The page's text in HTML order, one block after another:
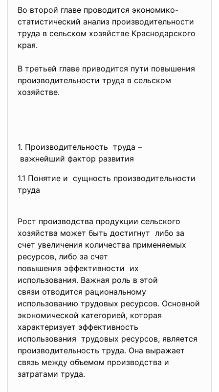
Во второй главе проводится экономико-
статистический анализ производительности
труда в сельском хозяйстве Краснодарского
края.
В третьей главе приводится пути повышения
производительности труда в сельском
хозяйстве.
1. Производительность труда –
важнейший фактор развития
1.1 Понятие и сущность производительности
труда
Рост производства продукции сельского
хозяйства может быть достигнут либо за
счет увеличения количества применяемых
ресурсов, либо за счет
повышения эффективности их
использования. Важная роль в этой
связи отводится рациональному
использованию трудовых ресурсов. Основной
экономической категорией, которая
характеризует эффективность
использования трудовых ресурсов, является
производительность труда. Она выражает
связь между объемом производства и
затратами труда.